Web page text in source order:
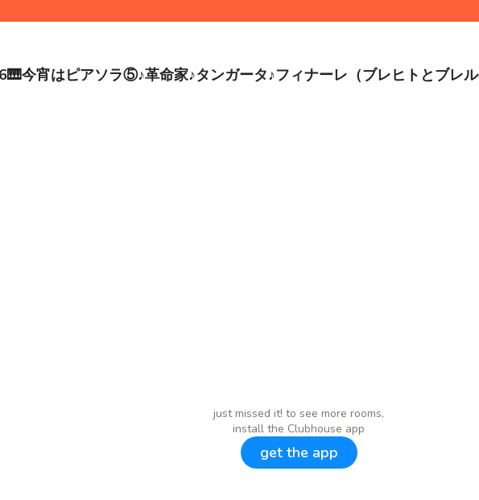
今宵はピアソラ⑤♪革命家♪タンガータ♪フィナーレ（ブレヒトとブレル
just missed it! to see more rooms,
install the Clubhouse app
get the app